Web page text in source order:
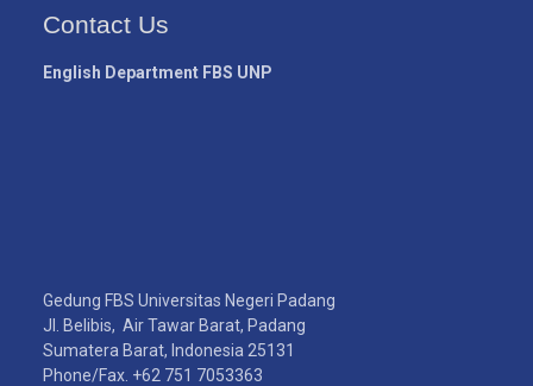
Contact Us
English Department FBS UNP
Gedung FBS Universitas Negeri Padang
Jl. Belibis, Air Tawar Barat, Padang
Sumatera Barat, Indonesia 25131
Phone/Fax. +62 751 7053363